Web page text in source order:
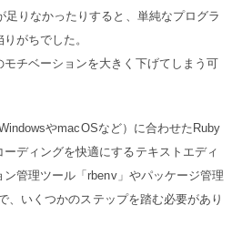
足りなかったりすると、単純なプログラ
がちでした。
モチベーションを大きく下げてしまう可
やmacOSなど）に合わせたRuby
ディングを快適にするテキストエディ
管理ツール「rbenv」やパッケージ管理
、いくつかのステップを踏む必要があり